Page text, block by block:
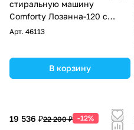
стиральную машину
Comforty Лозанна-120 с
графитовой столешницей с
Арт. 46113
В корзину
19 536 ₽22 200 ₽ -12%